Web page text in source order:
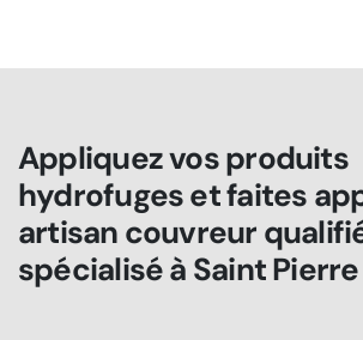
Appliquez vos produits
hydrofuges et faites
artisan couvreur
spécialisé à Saint